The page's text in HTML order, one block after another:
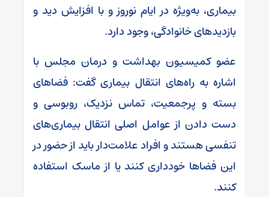
بیماری، به‌ویژه در ایام نوروز و با افزایش دید و
بازدیدهای خانوادگی، وجود دارد.
عضو کمیسیون بهداشت و درمان مجلس با
اشاره به راه‌های انتقال بیماری گفت: فضاهای
بسته و پرجمعیت، تماس نزدیک، روبوسی و
دست دادن از عوامل اصلی انتقال بیماری‌های
تنفسی هستند و افراد علامت‌دار باید از حضور در
این فضاها خودداری کنند یا از ماسک استفاده
کنند.